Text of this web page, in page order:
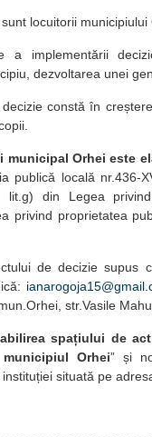
locuitorii municipiului
implementării
dezvoltarea unei
constă în
municipal Orhei este
publică locală nr.436-
din Legea privind
privind proprietatea
de decizie
str.Vasile
spațiului de
Orhei” și
situată pe